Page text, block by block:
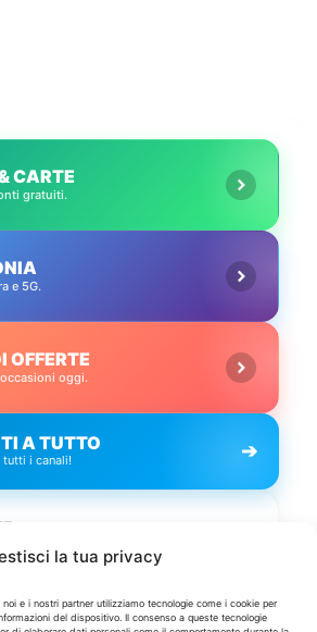
la tua privacy
e i nostri partner utilizziamo tecnologie come i cookie per
del dispositivo. Il consenso a queste tecnologie
CARTE
gratuiti.
e 5G.
OFFERTE
oggi.
A TUTTO
tutti i canali! ➔
Tech